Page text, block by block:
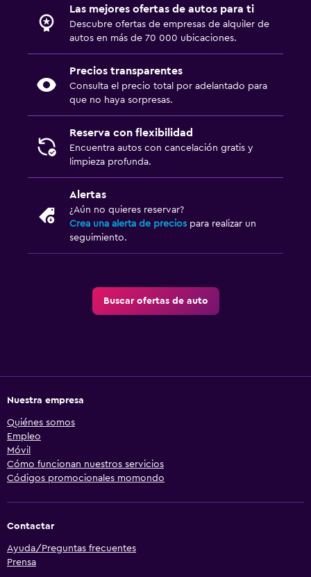
Las mejores ofertas de autos para ti
Descubre ofertas de empresas de alquiler de
autos en más de 70 000 ubicaciones.
Precios transparentes
Consulta el precio total por adelantado para
que no haya sorpresas.
Reserva con flexibilidad
Encuentra autos con cancelación gratis y
limpieza profunda.
Alertas
¿Aún no quieres reservar?
Crea una alerta de precios para realizar un
seguimiento.
Buscar ofertas de auto
Nuestra empresa
Quiénes somos
Empleo
Móvil
Cómo funcionan nuestros servicios
Códigos promocionales momondo
Contactar
Ayuda/Preguntas frecuentes
Prensa